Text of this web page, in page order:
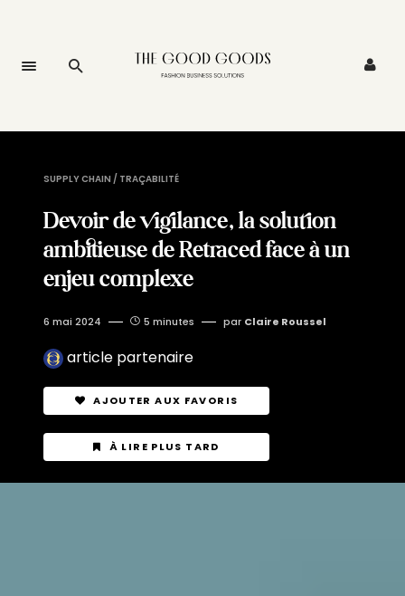
SUPPLY CHAIN / TRAÇABILITÉ
Devoir de vigilance, la solution
ambitieuse de Retraced face à un
enjeu complexe
6 mai 2024 5 minutes par Claire Roussel
article partenaire
AJOUTER AUX FAVORIS
À LIRE PLUS TARD